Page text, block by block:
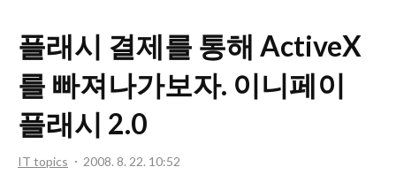
컴
플래시 결제를 통해 ActiveX
를 빠져나가보자. 이니페이
플래시 2.0
IT topics 2008. 8. 22. 10:52